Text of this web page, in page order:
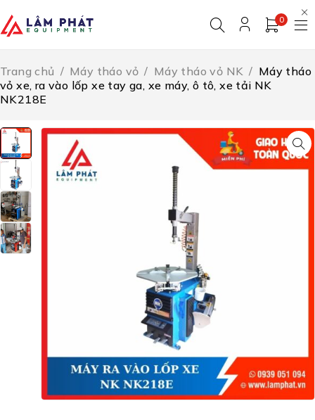
0
Trang chủ / Máy tháo vỏ / Máy tháo vỏ NK / Máy tháo
vỏ xe, ra vào lốp xe tay ga, xe máy, ô tô, xe tải NK
NK218E